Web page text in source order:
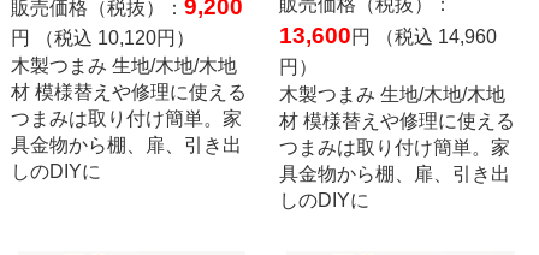
販売価格（税抜）： 9,200
円 （税込 10,120円）
木製つまみ 生地/木地/木地
材 模様替えや修理に使える
つまみは取り付け簡単。家
具金物から棚、扉、引き出
しのDIYに
販売価格（税抜）：
13,600円 （税込 14,960
円）
木製つまみ 生地/木地/木地
材 模様替えや修理に使える
つまみは取り付け簡単。家
具金物から棚、扉、引き出
しのDIYに